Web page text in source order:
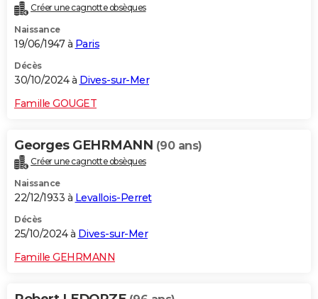
Créer une cagnotte obsèques
Naissance
19/06/1947 à Paris
Décès
30/10/2024 à Dives-sur-Mer
Famille GOUGET
Georges GEHRMANN (90 ans)
Créer une cagnotte obsèques
Naissance
22/12/1933 à Levallois-Perret
Décès
25/10/2024 à Dives-sur-Mer
Famille GEHRMANN